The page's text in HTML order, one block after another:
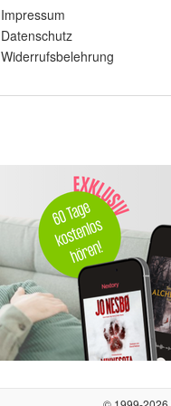
Impressum
Datenschutz
Widerrufsbelehrung